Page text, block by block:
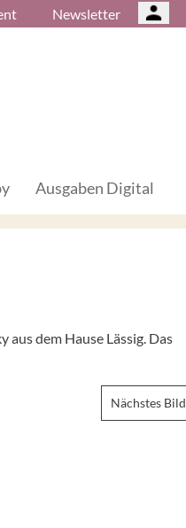
Newsletter
Ausgaben Digital
dem Hause Lässig. Das
Nächstes Bild